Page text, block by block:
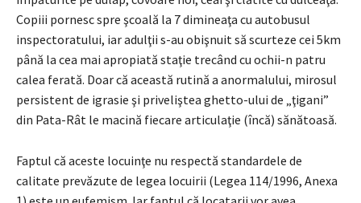
Copiii pornesc spre şcoală la 7 dimineaţa cu autobusul
inspectoratului, iar adulţii s-au obişnuit să scurteze cei 5km
până la cea mai apropiată staţie trecând cu ochii-n patru
calea ferată. Doar că această rutină a anormalului, mirosul
persistent de igrasie şi priveliştea ghetto-ului de „ţigani”
din Pata-Rât le macină fiecare articulaţie (încă) sănătoasă.
Faptul că aceste locuinţe nu respectă standardele de
calitate prevăzute de legea locuirii (Legea 114/1996, Anexa